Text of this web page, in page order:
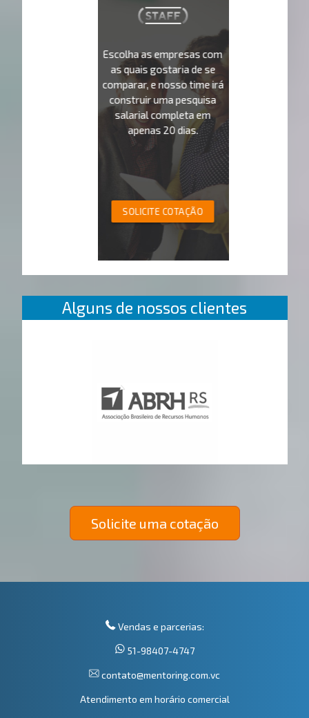
Escolha as empresas com
as quais gostaria de se
comparar, e nosso time irá
construir uma pesquisa
salarial completa em
apenas 20 dias.
SOLICITE COTAÇÃO
Alguns de nossos clientes
Solicite uma cotação
Vendas e parcerias:
51-98407-4747
contato@mentoring.com.vc
Atendimento em horário comercial